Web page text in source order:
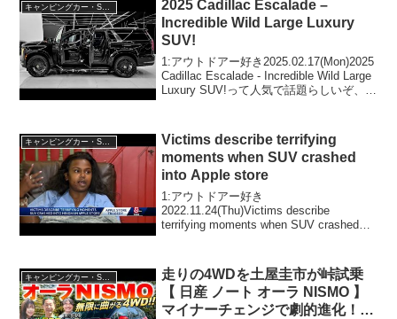
2025 Cadillac Escalade –
Incredible Wild Large Luxury
SUV!
1:アウトドアー好き2025.02.17(Mon)2025
Cadillac Escalade - Incredible Wild Large
Luxury SUV!って人気で話題らしいぞ、見
キャンピングカー・SUV人気車種
Victims describe terrifying
moments when SUV crashed
into Apple store
1:アウトドアー好き
2022.11.24(Thu)Victims describe
terrifying moments when SUV crashed
走りの4WDを土屋圭市が峠試乗
【 日産 ノート オーラ NISMO 】
マイナーチェンジで劇的進化！変